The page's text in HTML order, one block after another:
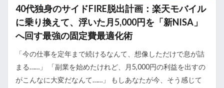
40代独身のサイドFIRE脱出計画：楽天モバイル
に乗り換えて、浮いた月5,000円を「新NISA」
へ回す最強の固定費最適化術
「今の仕事を定年まで続けるなんて、想像しただけで息が詰
まる……」 「副業を始めたけれど、月5,000円の利益を出すの
がこんなに大変だなんて……」 もしあなたが今、そう感じて